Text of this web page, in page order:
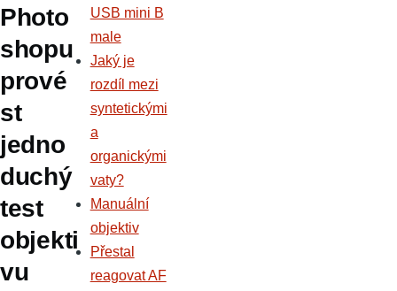
Photo
shopu
prové
st
jedno
duchý
test
objekti
vu
USB mini B
male
Jaký je
rozdíl mezi
syntetickými
a
organickými
vaty?
Manuální
objektiv
Přestal
reagovat AF